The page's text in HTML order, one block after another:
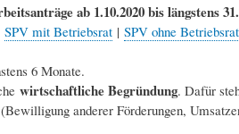
ab 1.10.2020 bis längstens
SPV mit Betriebsrat| SPV ohne
6 Monate.
wirtschaftliche Begründung. Dafür
anderer Förderungen,